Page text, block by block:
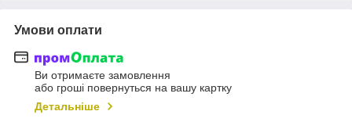
Умови оплати
Ви отримаєте замовлення
або гроші повернуться на вашу картку
Детальніше